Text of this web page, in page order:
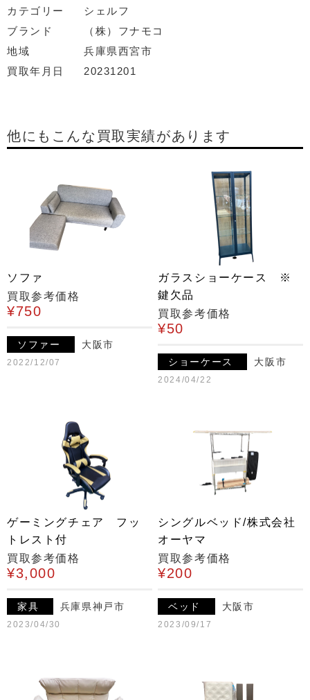
カテゴリー
シェルフ
ブランド
（株）フナモコ
地域
兵庫県西宮市
買取年月日
20231201
他にもこんな買取実績があります
ソファ
買取参考価格
¥750
ソファー 大阪市
2022/12/07
ガラスショーケース ※
鍵欠品
買取参考価格
¥50
ショーケース 大阪市
2024/04/22
ゲーミングチェア フッ
トレスト付
買取参考価格
¥3,000
家具 兵庫県神戸市
2023/04/30
シングルベッド/株式会社
オーヤマ
買取参考価格
¥200
ベッド 大阪市
2023/09/17